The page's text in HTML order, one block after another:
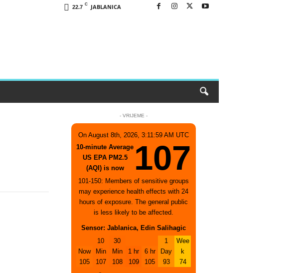
22.7 C JABLANICA
- VRIJEME -
On August 8th, 2026, 3:11:59 AM UTC
10-minute Average
US EPA PM2.5
(AQI) is now
107
101-150: Members of sensitive groups
may experience health effects with 24
hours of exposure. The general public
is less likely to be affected.
Sensor: Jablanica, Edin Salihagic
Now
105
10
Min
107
30
Min
108
1 hr
109
6 hr
105
1
Day
93
Wee
k
74